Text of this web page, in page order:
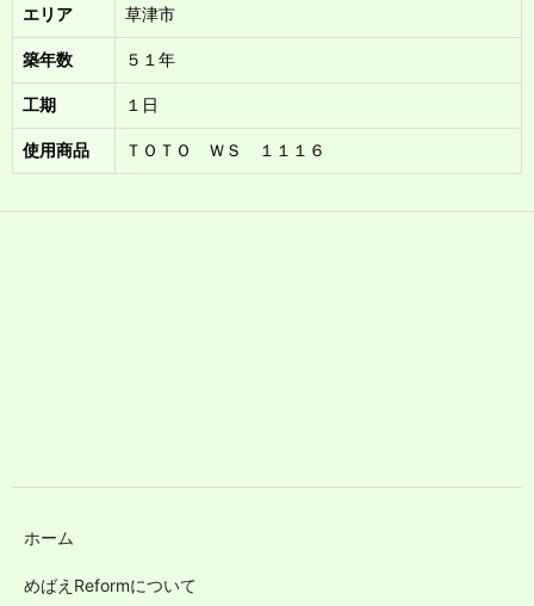
エリア 草津市
築年数 ５１年
工期 １日
使用商品 ＴＯＴＯ ＷＳ １１１６
ホーム
めばえReformについて